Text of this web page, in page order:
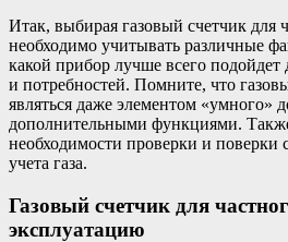
Итак, выбирая газовый счетчик для
необходимо учитывать различные
какой прибор лучше всего подойдет
и потребностей. Помните, что
являться даже элементом «умного»
дополнительными функциями.
необходимости проверки и поверки
учета газа.
Газовый счетчик для
эксплуатацию